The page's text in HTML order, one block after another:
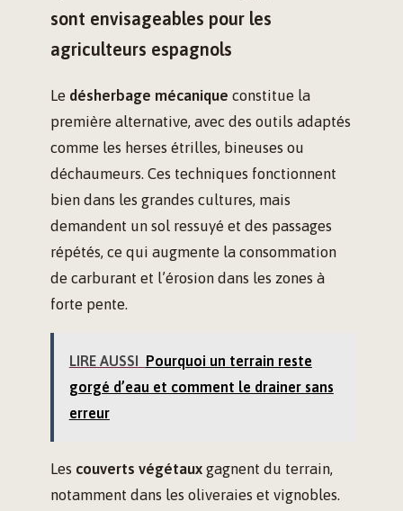
sont envisageables pour les
agriculteurs espagnols
Le désherbage mécanique constitue la
première alternative, avec des outils adaptés
comme les herses étrilles, bineuses ou
déchaumeurs. Ces techniques fonctionnent
bien dans les grandes cultures, mais
demandent un sol ressuyé et des passages
répétés, ce qui augmente la consommation
de carburant et l’érosion dans les zones à
forte pente.
LIRE AUSSI Pourquoi un terrain reste
gorgé d’eau et comment le drainer sans
erreur
Les couverts végétaux gagnent du terrain,
notamment dans les oliveraies et vignobles.